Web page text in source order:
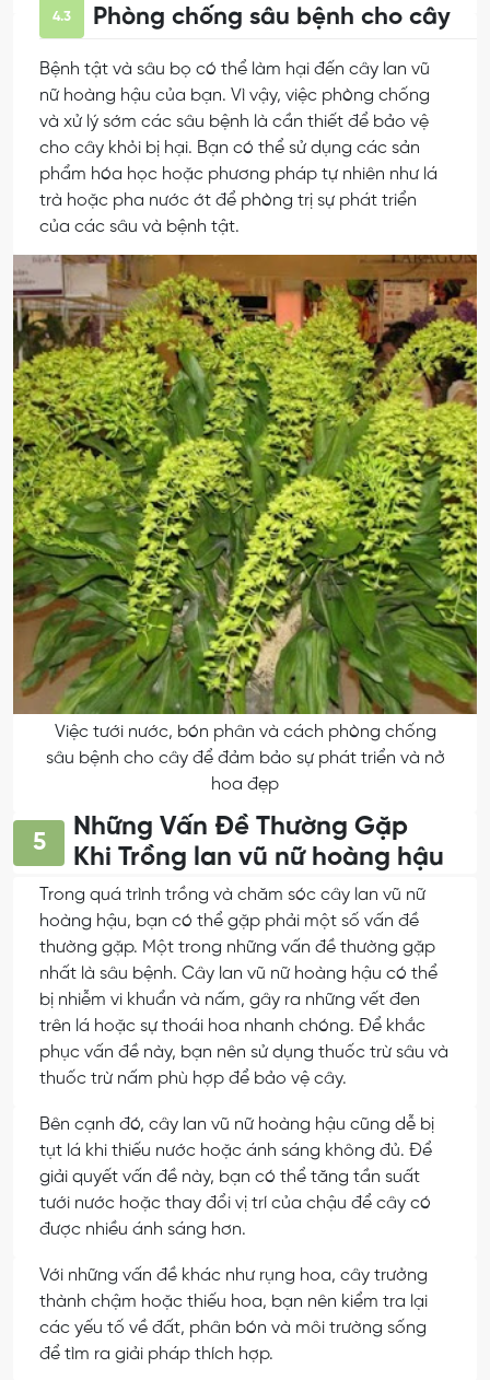
4.3 Phòng chống sâu bệnh cho cây
Bệnh tật và sâu bọ có thể làm hại đến cây lan vũ
nữ hoàng hậu của bạn. Vì vậy, việc phòng chống
và xử lý sớm các sâu bệnh là cần thiết để bảo vệ
cho cây khỏi bị hại. Bạn có thể sử dụng các sản
phẩm hóa học hoặc phương pháp tự nhiên như lá
trà hoặc pha nước ớt để phòng trị sự phát triển
của các sâu và bệnh tật.
Việc tưới nước, bón phân và cách phòng chống
sâu bệnh cho cây để đảm bảo sự phát triển và nở
hoa đẹp
5
Những Vấn Đề Thường Gặp
Khi Trồng lan vũ nữ hoàng hậu
Trong quá trình trồng và chăm sóc cây lan vũ nữ
hoàng hậu, bạn có thể gặp phải một số vấn đề
thường gặp. Một trong những vấn đề thường gặp
nhất là sâu bệnh. Cây lan vũ nữ hoàng hậu có thể
bị nhiễm vi khuẩn và nấm, gây ra những vết đen
trên lá hoặc sự thoái hoa nhanh chóng. Để khắc
phục vấn đề này, bạn nên sử dụng thuốc trừ sâu và
thuốc trừ nấm phù hợp để bảo vệ cây.
Bên cạnh đó, cây lan vũ nữ hoàng hậu cũng dễ bị
tụt lá khi thiếu nước hoặc ánh sáng không đủ. Để
giải quyết vấn đề này, bạn có thể tăng tần suất
tưới nước hoặc thay đổi vị trí của chậu để cây có
được nhiều ánh sáng hơn.
Với những vấn đề khác như rụng hoa, cây trưởng
thành chậm hoặc thiếu hoa, bạn nên kiểm tra lại
các yếu tố về đất, phân bón và môi trường sống
để tìm ra giải pháp thích hợp.